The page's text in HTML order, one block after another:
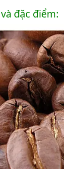
đặc điểm: